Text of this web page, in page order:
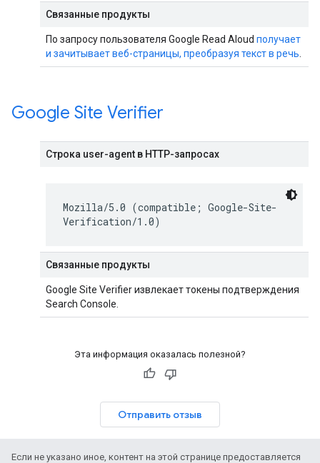
Связанные продукты
По запросу пользователя Google Read Aloud получает
и зачитывает веб-страницы, преобразуя текст в речь
Google Site Verifier
Строка user-agent в HTTP-запросах
Mozilla/5.0 (compatible; Google-Site-
Verification/1.0)
Связанные продукты
Google Site Verifier извлекает токены подтверждения
Search Console.
Эта информация оказалась полезной?
Отправить отзыв
Если не указано иное, контент на этой странице предоставляется